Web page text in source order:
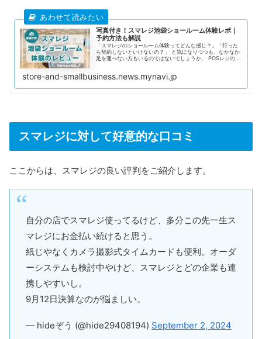
写真付き！スマレジ池袋ショールーム体験レポ｜
予約方法も解説
「スマレジのショールーム体験ってどんな感じ？」「行った
ら契約しないといけないの？」 と気になりつつも、なかなか
足を運べない方もいるのではないでしょうか。 POSレジの導
したスマレジ池袋ショールームに行ってきました。 ショール
や自動釣銭機などの周辺機器も揃った環境で操作を体験でき
ジの導入を検討している方は、ぜひ参考にしてください。
store-and-smallbusiness.news.mynavi.jp
スマレジに対して好意的な口コミ
ここからは、スマレジの良い評判をご紹介します。
自分の店でスマレジ使ってるけど、多分この先一生ス
マレジにお金払い続けると思う。
紙じやなくカメラ撮影式タイムカードも便利。オーダ
ーシステムも検討中やけど、スマレジとどの企業も連
携しやすいし。
9月12日決算なのが悩ましい。
— hideぞう (@hide29408194) September 2, 2024